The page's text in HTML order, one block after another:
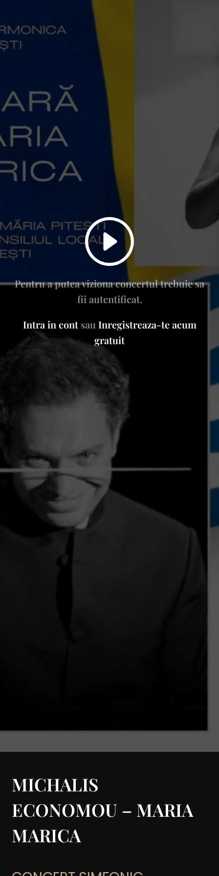
Pentru a putea viziona concertul trebuie sa
fii autentificat.
Intra in contsau Inregistreaza-te acum
gratuit
MICHALIS
ECONOMOU – MARIA
MARICA